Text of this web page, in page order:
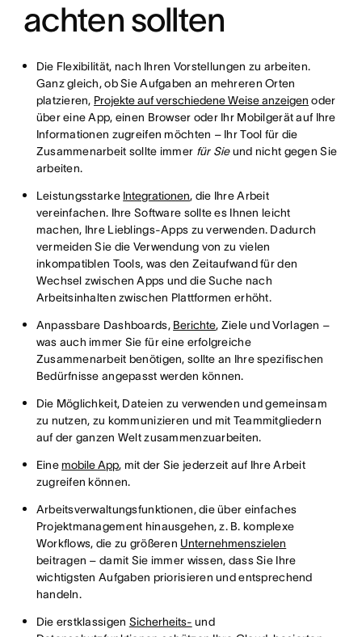
achten sollten
Die Flexibilität, nach Ihren Vorstellungen zu arbeiten.
Ganz gleich, ob Sie Aufgaben an mehreren Orten
platzieren, Projekte auf verschiedene Weise anzeigen oder
über eine App, einen Browser oder Ihr Mobilgerät auf Ihre
Informationen zugreifen möchten – Ihr Tool für die
Zusammenarbeit sollte immer für Sieund nicht gegen Sie
arbeiten.
Leistungsstarke Integrationen, die Ihre Arbeit
vereinfachen. Ihre Software sollte es Ihnen leicht
machen, Ihre Lieblings-Apps zu verwenden. Dadurch
vermeiden Sie die Verwendung von zu vielen
inkompatiblen Tools, was den Zeitaufwand für den
Wechsel zwischen Apps und die Suche nach
Arbeitsinhalten zwischen Plattformen erhöht.
Anpassbare Dashboards, Berichte, Ziele und Vorlagen –
was auch immer Sie für eine erfolgreiche
Zusammenarbeit benötigen, sollte an Ihre spezifischen
Bedürfnisse angepasst werden können.
Die Möglichkeit, Dateien zu verwenden und gemeinsam
zu nutzen, zu kommunizieren und mit Teammitgliedern
auf der ganzen Welt zusammenzuarbeiten.
Einemobile App, mit der Sie jederzeit auf Ihre Arbeit
zugreifen können.
Arbeitsverwaltungsfunktionen, die über einfaches
Projektmanagement hinausgehen, z. B. komplexe
Workflows, die zu größeren Unternehmenszielen
beitragen – damit Sie immer wissen, dass Sie Ihre
wichtigsten Aufgaben priorisieren und entsprechend
handeln.
Die erstklassigen Sicherheits- und